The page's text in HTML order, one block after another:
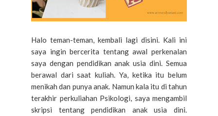
Halo teman-teman, kembali lagi disini. Kali ini
saya ingin bercerita tentang awal perkenalan
saya dengan pendidikan anak usia dini. Semua
berawal dari saat kuliah. Ya, ketika itu belum
menikah dan punya anak. Namun kala itu di tahun
terakhir perkuliahan Psikologi, saya mengambil
skripsi tentang pendidikan anak usia dini.